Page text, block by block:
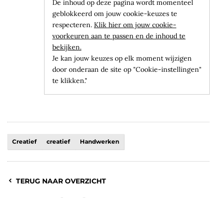
De inhoud op deze pagina wordt momenteel
geblokkeerd om jouw cookie-keuzes te
respecteren. Klik hier om jouw cookie-
voorkeuren aan te passen en de inhoud te
bekijken.
Je kan jouw keuzes op elk moment wijzigen
door onderaan de site op "Cookie-instellingen"
te klikken."
Creatief creatief Handwerken
TERUG NAAR OVERZICHT